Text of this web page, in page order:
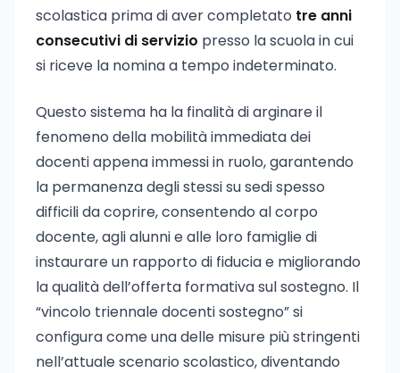
scolastica prima di aver completato tre anni
consecutivi di servizio presso la scuola in cui
si riceve la nomina a tempo indeterminato.
Questo sistema ha la finalità di arginare il
fenomeno della mobilità immediata dei
docenti appena immessi in ruolo, garantendo
la permanenza degli stessi su sedi spesso
difficili da coprire, consentendo al corpo
docente, agli alunni e alle loro famiglie di
instaurare un rapporto di fiducia e migliorando
la qualità dell’offerta formativa sul sostegno. Il
“vincolo triennale docenti sostegno” si
configura come una delle misure più stringenti
nell’attuale scenario scolastico, diventando